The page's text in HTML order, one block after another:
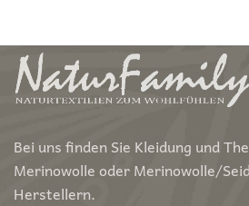
Bei uns finden Sie Kleidung und
Merinowolle oder Merinowolle/
Herstellern.